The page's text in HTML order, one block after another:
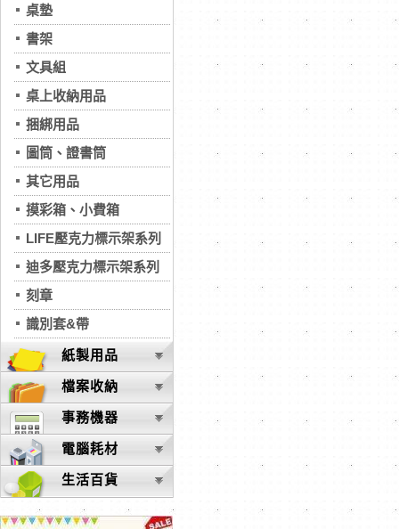
桌墊
書架
文具組
桌上收納用品
捆綁用品
圖筒、證書筒
其它用品
摸彩箱、小費箱
LIFE壓克力標示架系列
迪多壓克力標示架系列
刻章
識別套&帶
紙製用品
檔案收納
事務機器
電腦耗材
生活百貨